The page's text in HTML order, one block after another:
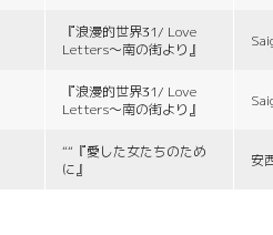
『浪漫的世界31/ Love
Letters〜南の街より』
『浪漫的世界31/ Love
Letters〜南の街より』
““『愛した女たちのため
に』
安